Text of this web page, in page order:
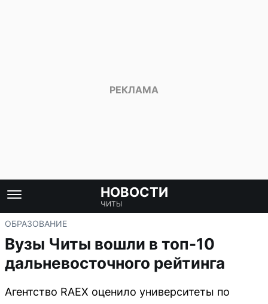
НОВОСТИ
ЧИТЫ
ОБРАЗОВАНИЕ
Вузы Читы вошли в топ-10
дальневосточного рейтинга
Агентство RAEX оценило университеты по